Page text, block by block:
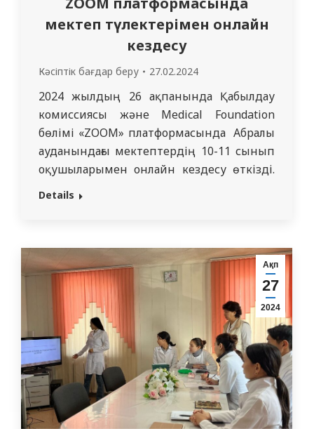
мектеп түлектерімен онлайн
кездесу
Кәсіптік бағдар беру 27.02.2024
2024 жылдың 26 ​​ақпанында Қабылдау
комиссиясы және Medical Foundation
бөлімі «ZOOM» платформасында Абралы
ауданындағы мектептердің 10-11 сынып
оқушыларымен онлайн кездесу өткізді.
Онлайн кездесуге: КММ «А.Ибраев
беретін мектеп» КММ, «Знаменская
жалпы орта мектебі» КММ, «Озерки
жалпы орта білім беретін мектебі» КММ,
Details
Ақп
27
2024